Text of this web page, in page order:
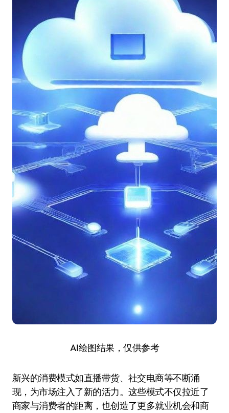
AI绘图结果，仅供参考
新兴的消费模式如直播带货、社交电商等不断涌
现，为市场注入了新的活力。这些模式不仅拉近了
商家与消费者的距离，也创造了更多就业机会和商